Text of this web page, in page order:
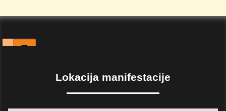
Lokacija manifestacije